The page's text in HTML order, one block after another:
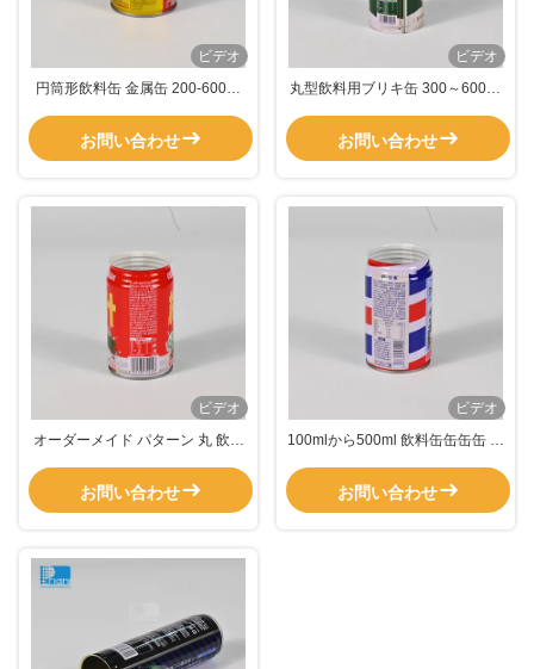
ビデオ
円筒形飲料缶 金属缶 200-600ml
お問い合わせ
ビデオ
丸型飲料用ブリキ缶 300～600ml
お問い合わせ
ビデオ
オーダーメイド パターン 丸 飲料
お問い合わせ
ビデオ
100mlから500ml 飲料缶缶缶缶 食
お問い合わせ